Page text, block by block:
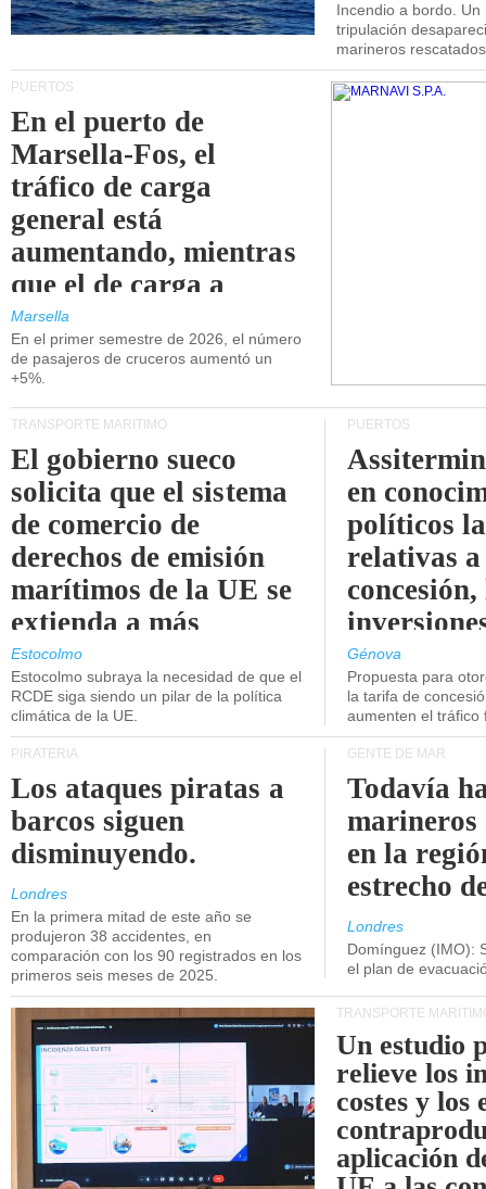
Incendio a bordo.
tripulación
marineros
PUERTOS
En el puerto de
Marsella-Fos, el
tráfico de carga
general está
aumentando, mientras
que el de carga a
granel está
disminuyendo.
Marsella
En el primer semestre de 2026, el número
de pasajeros de cruceros aumentó un
+5%.
TRANSPORTE MARÍTIMO
El gobierno sueco
solicita que el sistema
de comercio de
derechos de emisión
marítimos de la UE se
extienda a más
buques.
Estocolmo
Estocolmo subraya la necesidad de que el
RCDE siga siendo un pilar de la política
climática de la UE.
PUERTOS
en
políticos
relativas a
concesión,
Génova
Propuesta para
la tarifa de
aumenten el tráfico
PIRATERÍA
Los ataques piratas a
barcos siguen
disminuyendo.
Londres
En la primera mitad de este año se
produjeron 38 accidentes, en
comparación con los 90 registrados en los
primeros seis meses de 2025.
GENTE DE MAR
Todavía
marineros
en la
estrecho
Londres
Domínguez (IMO):
el plan de
TRANSPORTE
Un estudio
relieve los
costes y los
aplicación